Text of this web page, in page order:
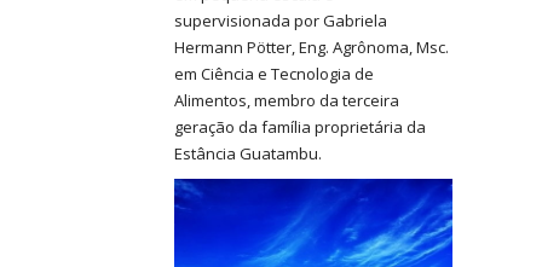
supervisionada por Gabriela
Hermann Pötter, Eng. Agrônoma, Msc.
em Ciência e Tecnologia de
Alimentos, membro da terceira
geração da família proprietária da
Estância Guatambu.